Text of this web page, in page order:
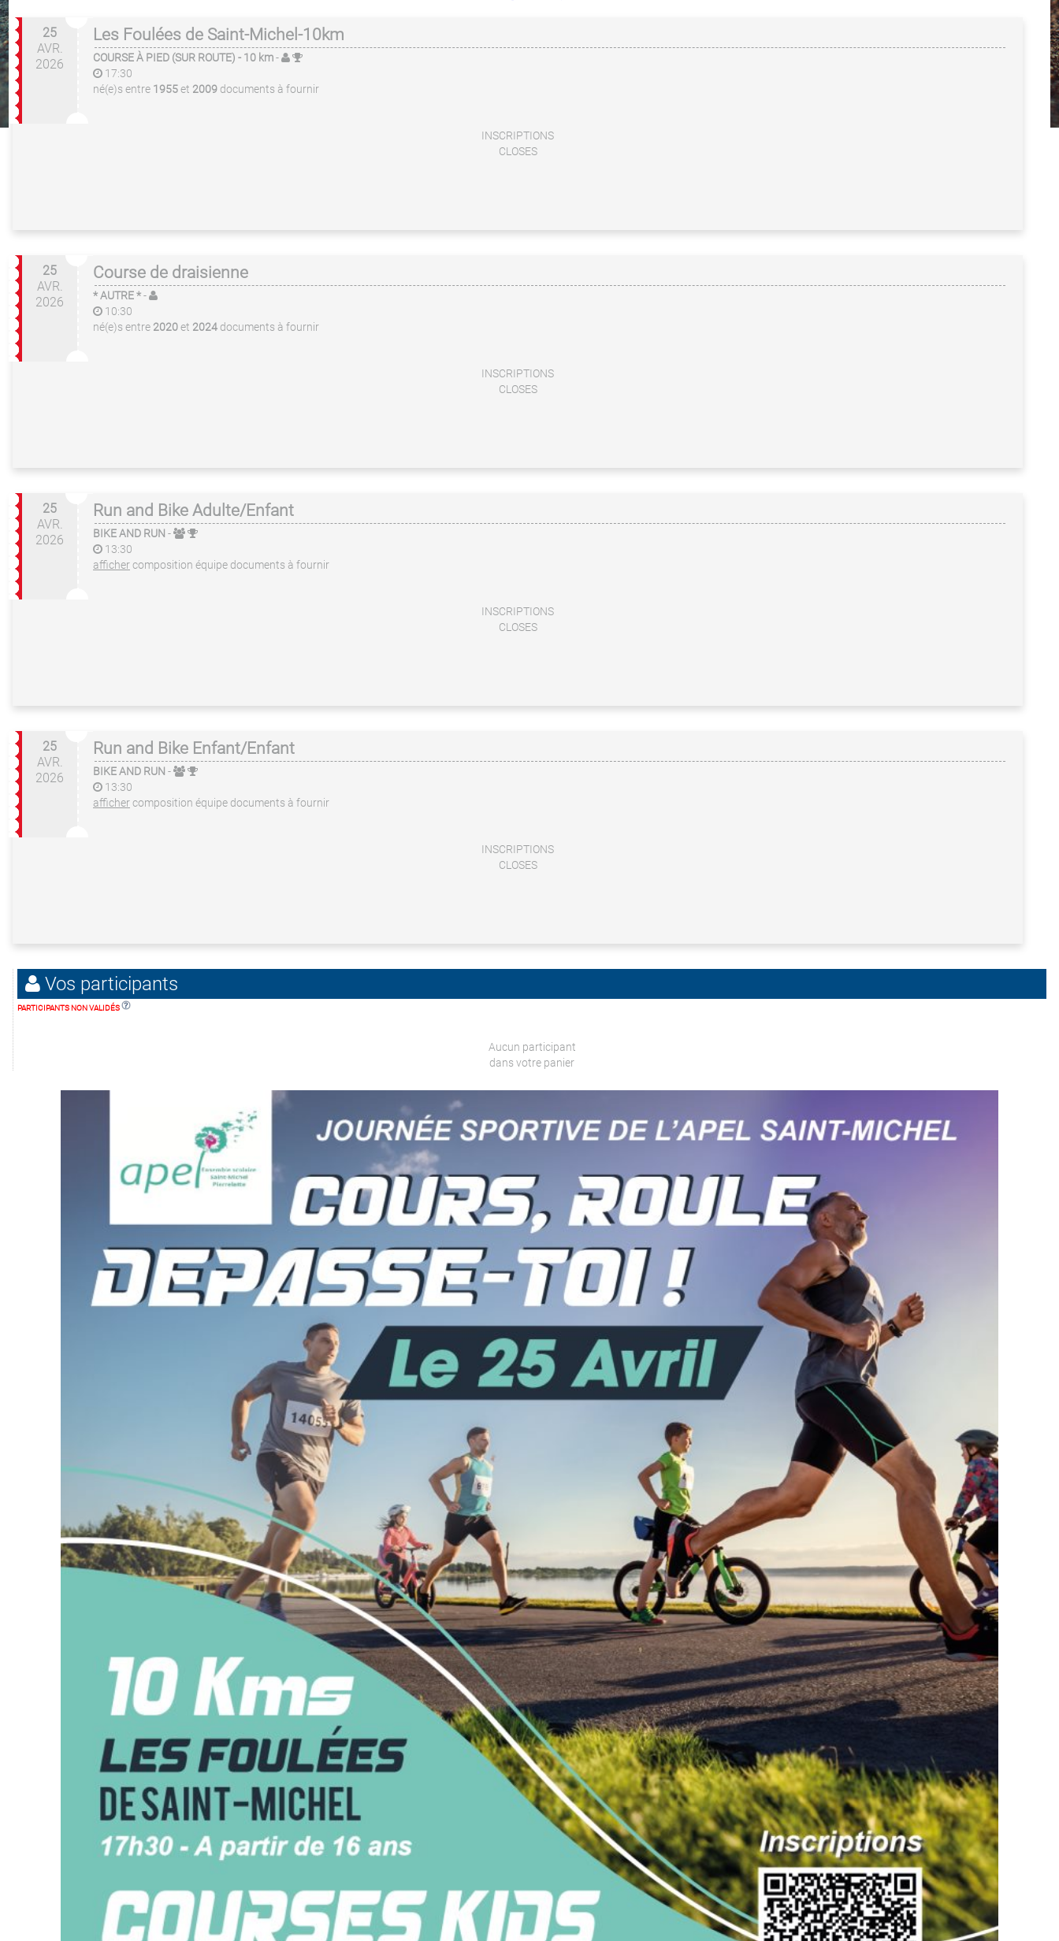
25
AVR.
2026
Les Foulées de Saint-Michel-10km
COURSE À PIED (SUR ROUTE) - 10 km-
17:30
né(e)s entre 1955et 2009 documents à fournir
INSCRIPTIONS
CLOSES
25
AVR.
2026
Course de draisienne
* AUTRE *-
10:30
né(e)s entre 2020et 2024 documents à fournir
INSCRIPTIONS
CLOSES
25
AVR.
2026
Run and Bike Adulte/Enfant
BIKE AND RUN -
13:30
affichercomposition équipe documents à fournir
INSCRIPTIONS
CLOSES
25
AVR.
2026
Run and Bike Enfant/Enfant
BIKE AND RUN -
13:30
affichercomposition équipe documents à fournir
INSCRIPTIONS
CLOSES
Vos participants
PARTICIPANTS NON VALIDÉS
Aucun participant
dans votre panier